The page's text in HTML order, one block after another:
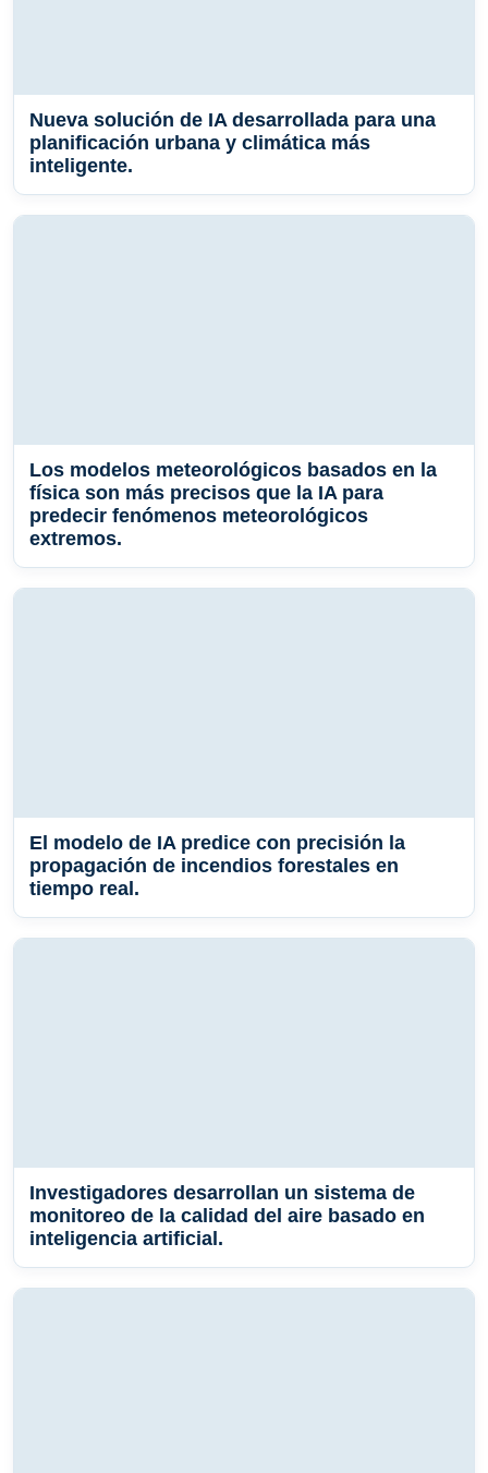
Nueva solución de IA desarrollada para una
planificación urbana y climática más
inteligente.
Los modelos meteorológicos basados ​​en la
física son más precisos que la IA para
predecir fenómenos meteorológicos
extremos.
El modelo de IA predice con precisión la
propagación de incendios forestales en
tiempo real.
Investigadores desarrollan un sistema de
monitoreo de la calidad del aire basado en
inteligencia artificial.